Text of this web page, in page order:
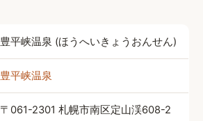
豊平峡温泉 (ほうへいきょうおんせん)
豊平峡温泉
〒061-2301 札幌市南区定山渓608-2